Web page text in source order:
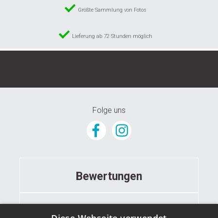
Größte Sammlung von Fotos
Lieferung ab 72 Stunden möglich
Folge uns
Bewertungen
Informationen